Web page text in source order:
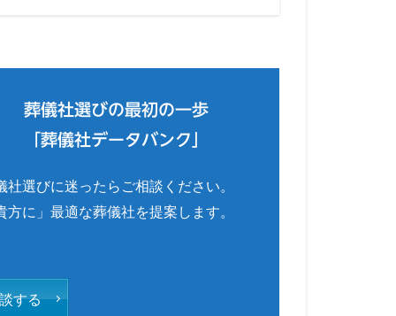
葬儀社選びの最初の一歩
「葬儀社データバンク」
社選びに迷ったらご相談ください。
方に」最適な葬儀社を提案します。
する